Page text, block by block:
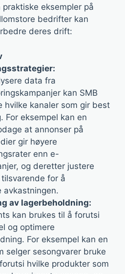
praktiske eksempler på
bedrifter kan
deres drift:
data fra
kan SMB
hvilke kanaler som gir best
For eksempel kan en
at annonser på
gir høyere
enn e-
og deretter justere
for å
avkastningen.
av lagerbeholdning:
kan brukes til å forutsi
og optimere
For eksempel kan en
selger sesongvarer bruke
hvilke produkter som